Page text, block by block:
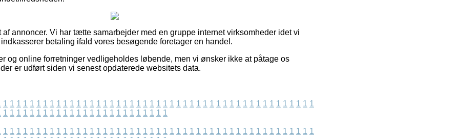
annoncer. Vi har tætte samarbejder med en gruppe internet virksomheder idet vi
betaling ifald vores besøgende foretager en handel.
og online forretninger vedligeholdes løbende, men vi ønsker ikke at påtage os
er udført siden vi senest opdaterede websitets data.
1 1 1 1 1 1 1 1 1 1 1 1 1 1 1 1 1 1 1 1 1 1 1 1 1 1 1 1 1 1 1 1 1 1 1 1 1 1 1 1 1 1 1 1 1 1 1
1 1 1 1 1 1 1 1 1 1 1 1 1 1 1 1 1 1 1 1 1 1 1 1 1
1 1 1 1 1 1 1 1 1 1 1 1 1 1 1 1 1 1 1 1 1 1 1 1 1 1 1 1 1 1 1 1 1 1 1 1 1 1 1 1 1 1 1 1 1 1 1